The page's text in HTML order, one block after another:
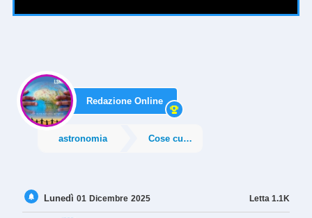
Redazione Online
astronomia Cose curiose
Letta 1.1K
Lunedì 01 Dicembre 2025